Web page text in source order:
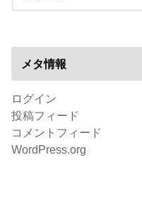
メタ情報
ログイン
投稿フィード
コメントフィード
WordPress.org